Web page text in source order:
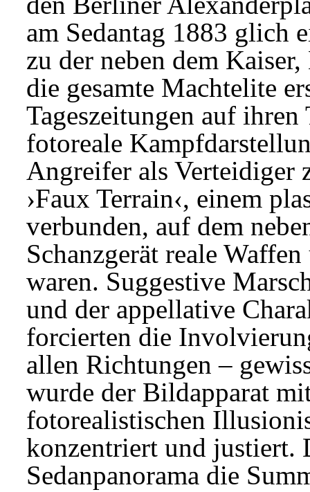
am Sedantag 1883 glich
zu der neben dem
die gesamte Machtelite
Tageszeitungen auf
fotoreale
Angreifer als Verteidiger
›Faux Terrain‹, einem
verbunden, auf dem
Schanzgerät reale
waren. Suggestive
und der appellative
forcierten die
allen Richtungen –
wurde der Bildapparat
fotorealistischen
konzentriert und justiert.
Sedanpanorama die